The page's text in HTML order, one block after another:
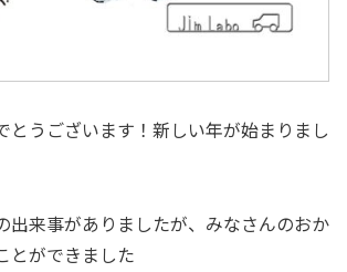
とうございます！新しい年が始まりまし
出来事がありましたが、みなさんのおか
とができました